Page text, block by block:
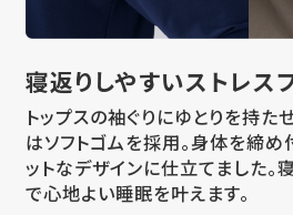
寝返りしやすいストレス
トップスの袖ぐりにゆとりを持た
はソフトゴムを採用。身体を締め
ットなデザインに仕立てました。
で心地よい睡眠を叶えます。